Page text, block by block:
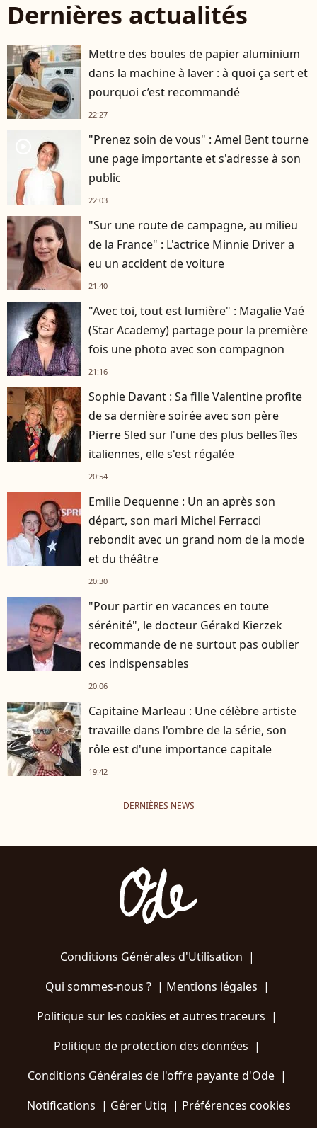
Dernières actualités
Mettre des boules de papier aluminium
dans la machine à laver : à quoi ça sert et
pourquoi c’est recommandé
22:27
"Prenez soin de vous" : Amel Bent tourne
une page importante et s'adresse à son
public
22:03
"Sur une route de campagne, au milieu
de la France" : L'actrice Minnie Driver a
eu un accident de voiture
21:40
"Avec toi, tout est lumière" : Magalie Vaé
(Star Academy) partage pour la première
fois une photo avec son compagnon
21:16
Sophie Davant : Sa fille Valentine profite
de sa dernière soirée avec son père
Pierre Sled sur l'une des plus belles îles
italiennes, elle s'est régalée
20:54
Emilie Dequenne : Un an après son
départ, son mari Michel Ferracci
rebondit avec un grand nom de la mode
et du théâtre
20:30
"Pour partir en vacances en toute
sérénité", le docteur Gérakd Kierzek
recommande de ne surtout pas oublier
ces indispensables
20:06
Capitaine Marleau : Une célèbre artiste
travaille dans l'ombre de la série, son
rôle est d'une importance capitale
19:42
DERNIÈRES NEWS
Conditions Générales d'Utilisation |
Qui sommes-nous ?| Mentions légales |
Politique sur les cookies et autres traceurs |
Politique de protection des données |
Conditions Générales de l'offre payante d'Ode |
Notifications | Gérer Utiq | Préférences cookies